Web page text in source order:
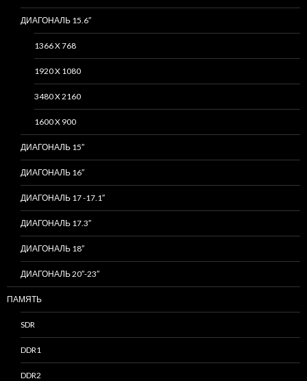
ДИАГОНАЛЬ 15.6″
1366 X 768
1920 X 1080
3480 X 2160
1600 X 900
ДИАГОНАЛЬ 15″
ДИАГОНАЛЬ 16″
ДИАГОНАЛЬ 17 -17.1″
ДИАГОНАЛЬ 17.3″
ДИАГОНАЛЬ 18″
ДИАГОНАЛЬ 20″-23″
ПАМЯТЬ
SDR
DDR1
DDR2